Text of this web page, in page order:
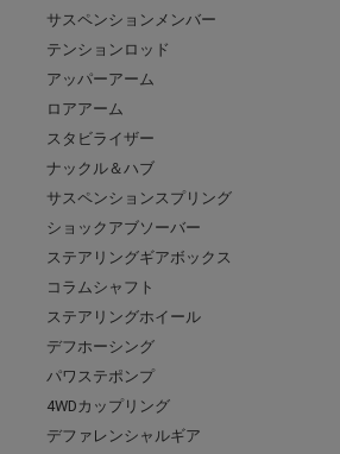
サスペンションメンバー
テンションロッド
アッパーアーム
ロアアーム
スタビライザー
ナックル＆ハブ
サスペンションスプリング
ショックアブソーバー
ステアリングギアボックス
コラムシャフト
ステアリングホイール
デフホーシング
パワステポンプ
4WDカップリング
デファレンシャルギア